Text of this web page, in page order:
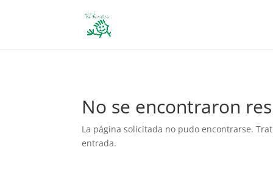
No se encontraron
La página solicitada no pudo encontrarse.
entrada.